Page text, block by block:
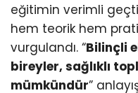
eğitimin verimli
hem teorik hem
vurgulandı. “Bilinçli
bireyler, sağlıklı
mümkündür”